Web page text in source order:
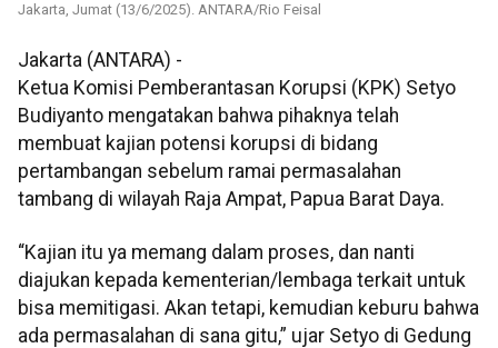
Jakarta, Jumat (13/6/2025). ANTARA/Rio Feisal
Jakarta (ANTARA) -
Ketua Komisi Pemberantasan Korupsi (KPK) Setyo
Budiyanto mengatakan bahwa pihaknya telah
membuat kajian potensi korupsi di bidang
pertambangan sebelum ramai permasalahan
tambang di wilayah Raja Ampat, Papua Barat Daya.
“Kajian itu ya memang dalam proses, dan nanti
diajukan kepada kementerian/lembaga terkait untuk
bisa memitigasi. Akan tetapi, kemudian keburu bahwa
ada permasalahan di sana gitu,” ujar Setyo di Gedung